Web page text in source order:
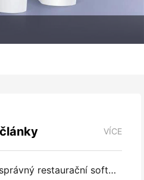
VÍCE
Jak si vybrat správný restaurační software pro vaši malou nebo střední restauraci